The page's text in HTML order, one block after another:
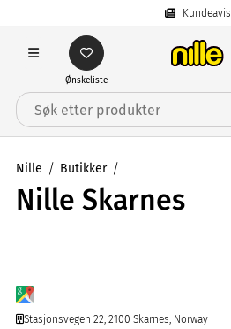
Kundeavis
Ønskeliste
Nille Butikker
Nille Skarnes
Stasjonsvegen 22, 2100 Skarnes, Norway